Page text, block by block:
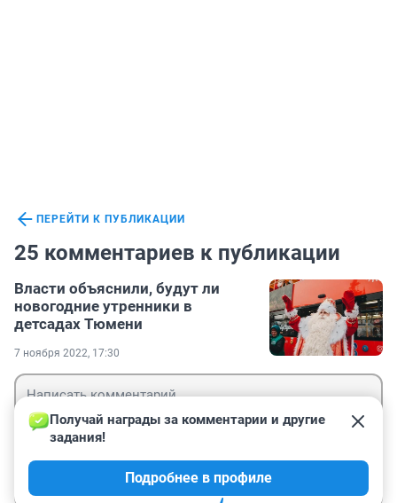
ПЕРЕЙТИ К ПУБЛИКАЦИИ
25 комментариев к публикации
Власти объяснили, будут ли
новогодние утренники в
детсадах Тюмени
7 ноября 2022, 17:30
Получай награды за комментарии и другие
задания!
Подробнее в профиле